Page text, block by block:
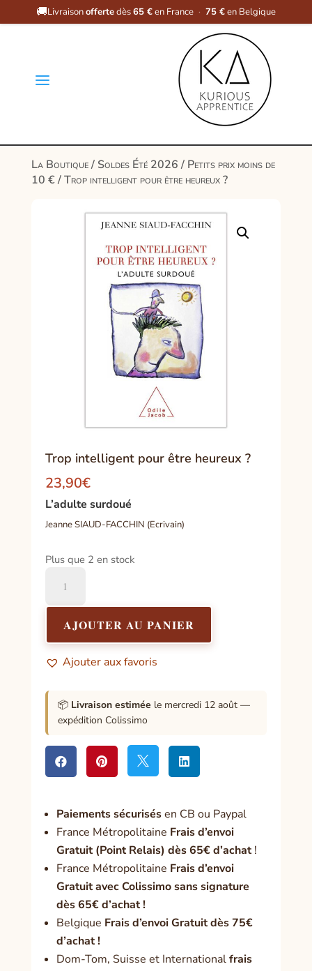
🚚Livraisonoffertedès65 €en France · 75 €en Belgique
a
La Boutique/ Soldes Été 2026/ Petits prix moins de
10 €/ Trop intelligent pour être heureux ?
Trop intelligent pour être heureux ?
23,90€
L’adulte surdoué
Jeanne SIAUD-FACCHIN (Ecrivain)
Plus que 2 en stock
Trop
intelligent
être
heureux
AJOUTER AU PANIER
Ajouter aux favoris
📦 Livraison estimée le mercredi 12 août —
expédition Colissimo
   
Paiements sécurisésen CB ou Paypal
France Métropolitaine Frais d’envoi
Gratuit (Point Relais) dès 65€ d’achat!
France Métropolitaine Frais d’envoi
Gratuit avec Colissimo sans signature
dès 65€ d’achat !
Belgique Frais d’envoi Gratuit dès 75€
d’achat !
Dom-Tom, Suisse et Internationalfrais